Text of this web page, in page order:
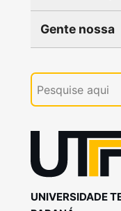
Gente nossa
UNIVERSIDADE